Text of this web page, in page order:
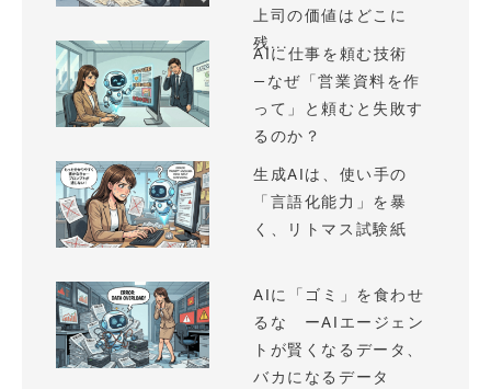
上司の価値はどこに
残...
AIに仕事を頼む技術
—なぜ「営業資料を作
って」と頼むと失敗す
るのか？
生成AIは、使い手の
「言語化能力」を暴
く、リトマス試験紙
AIに「ゴミ」を食わせ
るな ーAIエージェン
トが賢くなるデータ、
バカになるデータ